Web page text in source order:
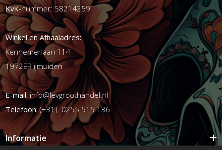
KvK-nummer: 58214259
Winkel en Afhaaladres:
Kennemerlaan 114
1972ER ijmuiden
E-mail:info@levgroothandel.nl
Telefoon:(+31) 0255 515 136
Informatie